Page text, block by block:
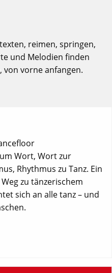
reimen, springen,
und Melodien finden
vorne anfangen.
Wort, Wort zur
Rhythmus zu Tanz. Ein
zu tänzerischem
sich an alle tanz – und